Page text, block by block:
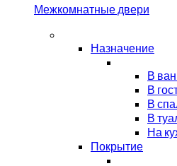
Межкомнатные двери
Назначение
В
В
В
В
На
Покрытие